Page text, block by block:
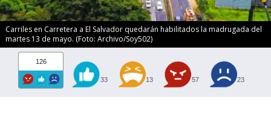
Carriles en Carretera a El Salvador quedarán habilitados la madrugada del
martes 13 de mayo. (Foto: Archivo/Soy502)
126
33 13 57 23